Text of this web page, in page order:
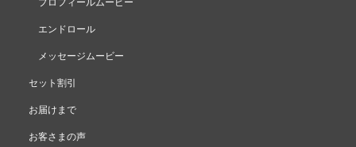
プロフィールムービー
エンドロール
メッセージムービー
セット割引
お届けまで
お客さまの声